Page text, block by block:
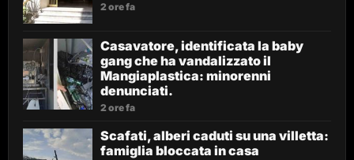
2 ore fa
Casavatore, identificata la baby
gang che ha vandalizzato il
Mangiaplastica: minorenni
denunciati.
2 ore fa
Scafati, alberi caduti su una villetta:
famiglia bloccata in casa